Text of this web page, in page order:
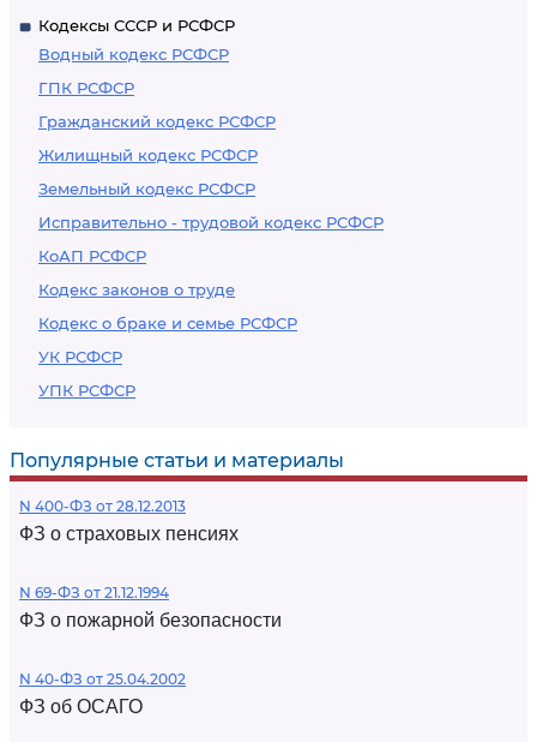
Кодексы СССР и РСФСР
Водный кодекс РСФСР
ГПК РСФСР
Гражданский кодекс РСФСР
Жилищный кодекс РСФСР
Земельный кодекс РСФСР
Исправительно - трудовой кодекс РСФСР
КоАП РСФСР
Кодекс законов о труде
Кодекс о браке и семье РСФСР
УК РСФСР
УПК РСФСР
Популярные статьи и материалы
N 400-ФЗ от 28.12.2013
ФЗ о страховых пенсиях
N 69-ФЗ от 21.12.1994
ФЗ о пожарной безопасности
N 40-ФЗ от 25.04.2002
ФЗ об ОСАГО